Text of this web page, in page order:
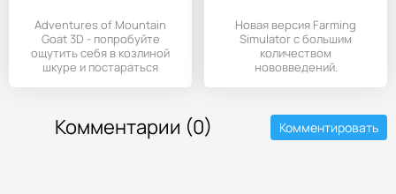
Adventures of Mountain
Goat 3D - попробуйте
ощутить себя в козлиной
шкуре и постараться
Новая версия Farming
Simulator с большим
количеством
нововведений.
Комментарии (0) Комментировать